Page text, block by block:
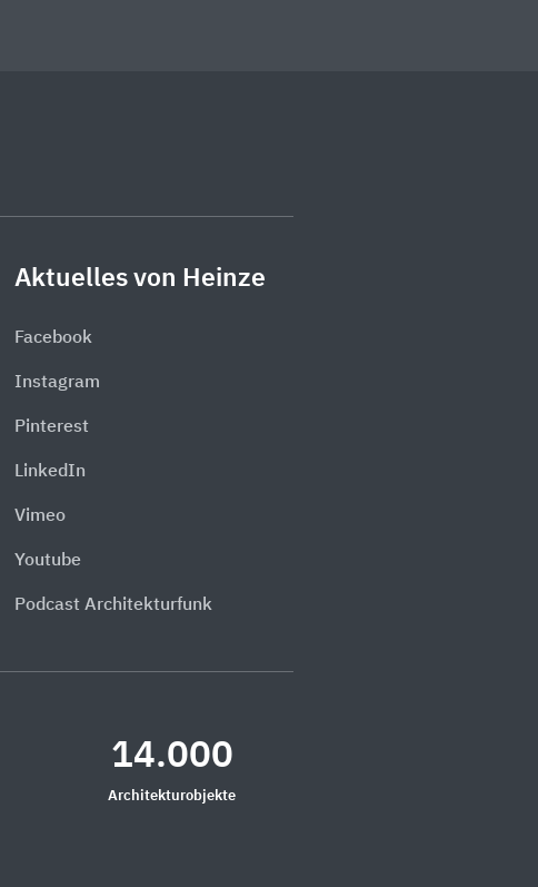
Aktuelles von Heinze
Facebook
Instagram
Pinterest
LinkedIn
Vimeo
Youtube
Podcast Architekturfunk
14.000
Architekturobjekte